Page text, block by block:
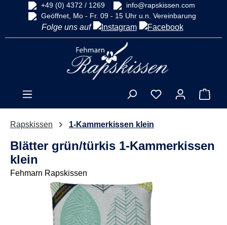
springen
+49 (0) 4372 / 1269
info@rapskissen.com
Geöffnet, Mo - Fr. 09 - 15 Uhr u.n. Vereinbarung
Folge uns auf
Rapskissen 1-Kammerkissen klein
Blätter grün/türkis 1-Kammerkissen
klein
Fehmarn Rapskissen
Bildergalerie überspringen